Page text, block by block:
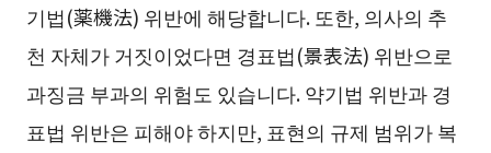
기법(薬機法) 위반에 해당합니다. 또한, 의사의 추
천 자체가 거짓이었다면 경표법(景表法) 위반으로
과징금 부과의 위험도 있습니다. 약기법 위반과 경
표법 위반은 피해야 하지만, 표현의 규제 범위가 복